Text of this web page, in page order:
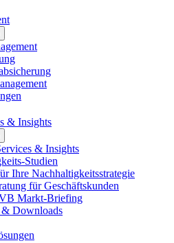
& Insights
& Insights
Studien
Ihre Nachhaltigkeitsstrategie
für Geschäftskunden
Markt-Briefing
& Downloads